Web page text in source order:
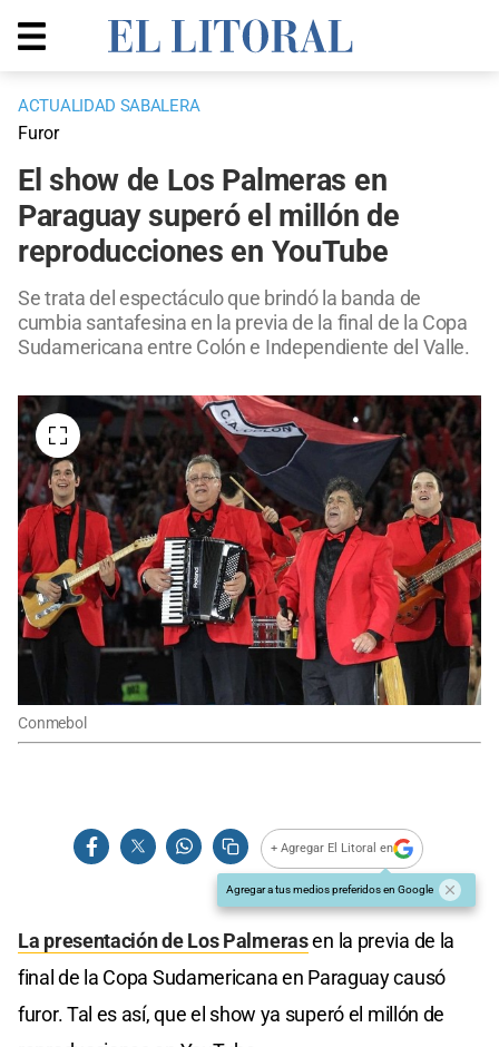
ACTUALIDAD SABALERA
Furor
El show de Los Palmeras en
Paraguay superó el millón de
reproducciones en YouTube
Se trata del espectáculo que brindó la banda de
cumbia santafesina en la previa de la final de la Copa
Sudamericana entre Colón e Independiente del Valle.
Conmebol
+ Agregar El Litoral en
Agregar a tus medios preferidos en Google
La presentación de Los Palmerasen la previa de la
final de la Copa Sudamericana en Paraguay causó
furor. Tal es así, que el show ya superó el millón de